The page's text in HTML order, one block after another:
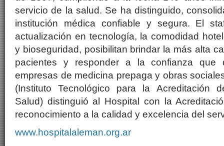
servicio de la salud. Se ha distinguido,
institución médica confiable y segura. El
actualización en tecnología, la comodidad
y bioseguridad, posibilitan brindar la más alta
pacientes y responder a la confianza que
empresas de medicina prepaga y obras
(Instituto Tecnológico para la Acreditación
Salud) distinguió al Hospital con la
reconocimiento a la calidad y excelencia del
www.hospitalaleman.org.ar